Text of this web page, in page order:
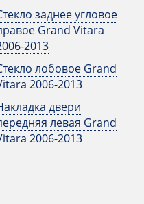
заднее угловое
Grand Vitara
2013
лобовое Grand
2006-2013
двери
левая Grand
2006-2013